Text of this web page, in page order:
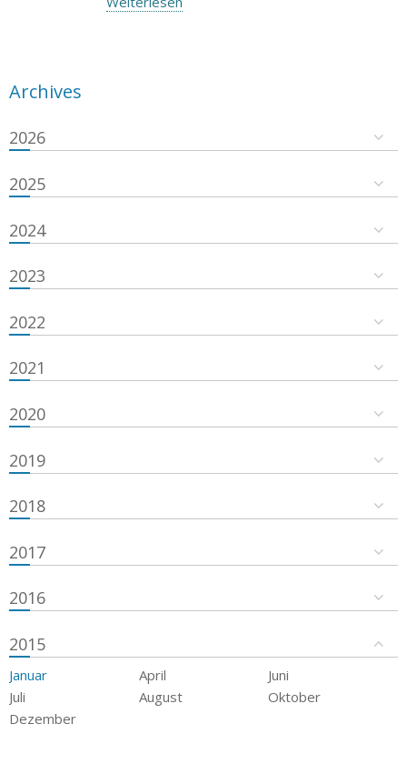
Archives
2026
2025
2024
2023
2022
2021
2020
2019
2018
2017
2016
2015
Januar April
Juni
Juli
August
Oktober
Dezember